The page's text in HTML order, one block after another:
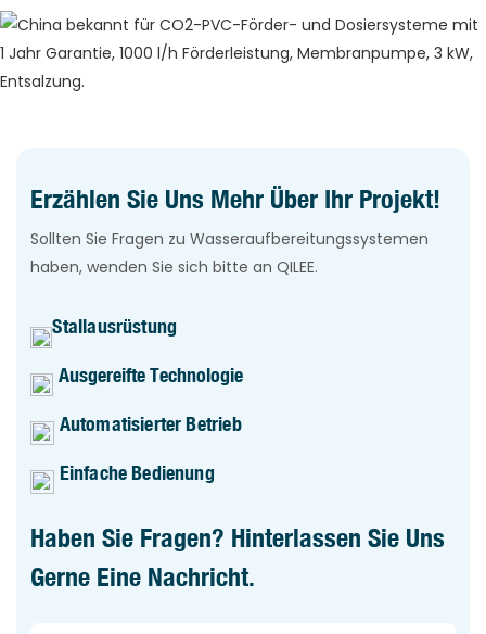
Erzählen Sie Uns Mehr Über Ihr Projekt!
Sollten Sie Fragen zu Wasseraufbereitungssystemen
haben, wenden Sie sich bitte an QILEE.
Stallausrüstung
Ausgereifte Technologie
Automatisierter Betrieb
Einfache Bedienung
Haben Sie Fragen? Hinterlassen Sie Uns
Gerne Eine Nachricht.